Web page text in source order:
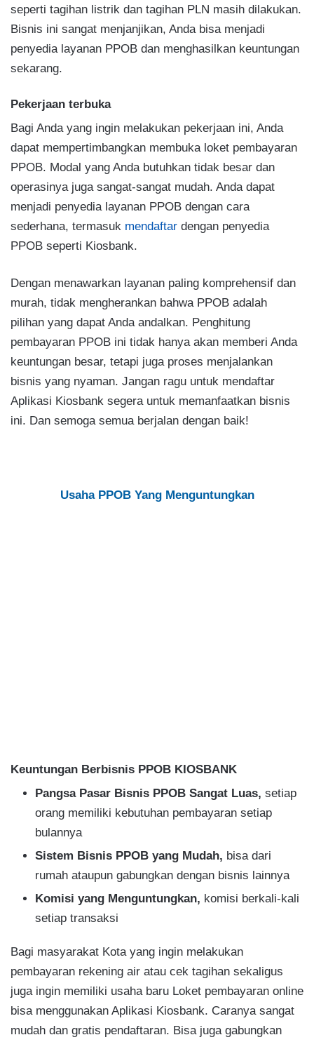
seperti tagihan listrik dan tagihan PLN masih dilakukan.
Bisnis ini sangat menjanjikan, Anda bisa menjadi
penyedia layanan PPOB dan menghasilkan keuntungan
sekarang.
Pekerjaan terbuka
Bagi Anda yang ingin melakukan pekerjaan ini, Anda
dapat mempertimbangkan membuka loket pembayaran
PPOB. Modal yang Anda butuhkan tidak besar dan
operasinya juga sangat-sangat mudah. Anda dapat
menjadi penyedia layanan PPOB dengan cara
sederhana, termasuk mendaftar dengan penyedia
PPOB seperti Kiosbank.
Dengan menawarkan layanan paling komprehensif dan
murah, tidak mengherankan bahwa PPOB adalah
pilihan yang dapat Anda andalkan. Penghitung
pembayaran PPOB ini tidak hanya akan memberi Anda
keuntungan besar, tetapi juga proses menjalankan
bisnis yang nyaman. Jangan ragu untuk mendaftar
Aplikasi Kiosbank segera untuk memanfaatkan bisnis
ini. Dan semoga semua berjalan dengan baik!
Usaha PPOB Yang Menguntungkan
Keuntungan Berbisnis PPOB KIOSBANK
Pangsa Pasar Bisnis PPOB Sangat Luas, setiap
orang memiliki kebutuhan pembayaran setiap
bulannya
Sistem Bisnis PPOB yang Mudah, bisa dari
rumah ataupun gabungkan dengan bisnis lainnya
Komisi yang Menguntungkan, komisi berkali-kali
setiap transaksi
Bagi masyarakat Kota yang ingin melakukan
pembayaran rekening air atau cek tagihan sekaligus
juga ingin memiliki usaha baru Loket pembayaran online
bisa menggunakan Aplikasi Kiosbank. Caranya sangat
mudah dan gratis pendaftaran. Bisa juga gabungkan